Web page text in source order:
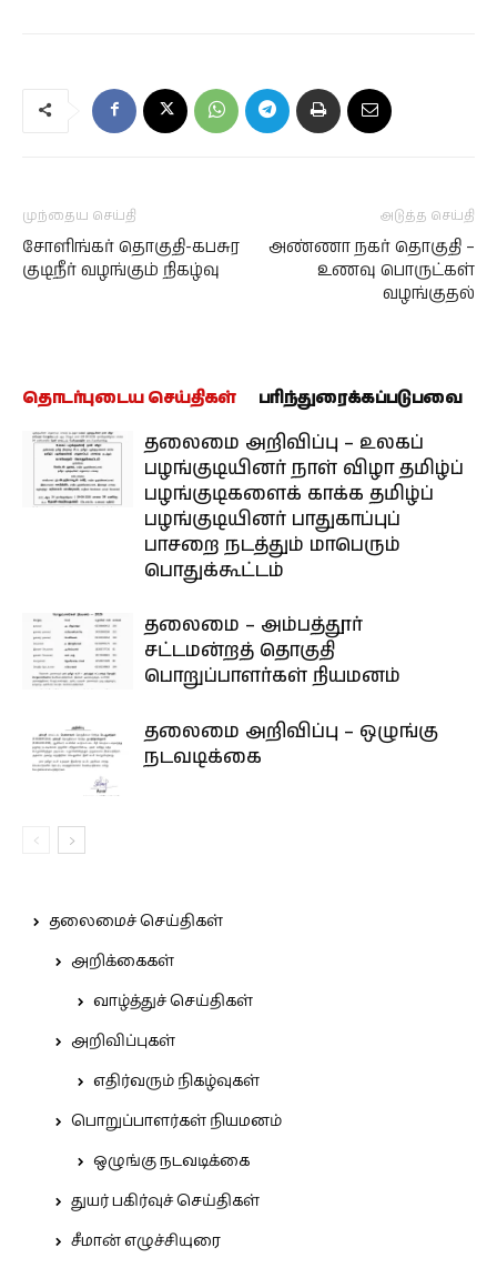
முந்தைய செய்தி
சோளிங்கர் தொகுதி-கபசுர
குடிநீர் வழங்கும் நிகழ்வு
அடுத்த செய்தி
அண்ணா நகர் தொகுதி –
உணவு பொருட்கள்
வழங்குதல்
தொடர்புடைய செய்திகள் பரிந்துரைக்கப்படுபவை
தலைமை அறிவிப்பு – உலகப்
பழங்குடியினர் நாள் விழா தமிழ்ப்
பழங்குடிகளைக் காக்க தமிழ்ப்
பழங்குடியினர் பாதுகாப்புப்
பாசறை நடத்தும் மாபெரும்
பொதுக்கூட்டம்
தலைமை – அம்பத்தூர்
சட்டமன்றத் தொகுதி
பொறுப்பாளர்கள் நியமனம்
தலைமை அறிவிப்பு – ஒழுங்கு
நடவடிக்கை
தலைமைச் செய்திகள்
அறிக்கைகள்
வாழ்த்துச் செய்திகள்
அறிவிப்புகள்
எதிர்வரும் நிகழ்வுகள்
பொறுப்பாளர்கள் நியமனம்
ஒழுங்கு நடவடிக்கை
துயர் பகிர்வுச் செய்திகள்
சீமான் எழுச்சியுரை